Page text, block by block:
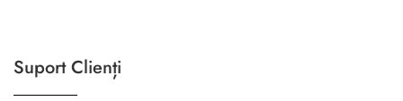
Suport Clienți